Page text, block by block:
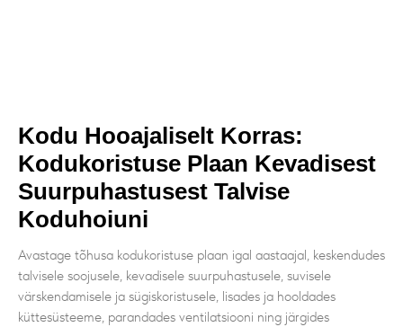
Kodu Hooajaliselt Korras:
Kodukoristuse Plaan Kevadisest
Suurpuhastusest Talvise
Koduhoiuni
Avastage tõhusa kodukoristuse plaan igal aastaajal, keskendudes
talvisele soojusele, kevadisele suurpuhastusele, suvisele
värskendamisele ja sügiskoristusele, lisades ja hooldades
küttesüsteeme, parandades ventilatsiooni ning järgides